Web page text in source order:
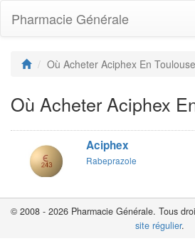
Pharmacie Générale
Où Acheter Aciphex En Toulouse
Où Acheter Aciphex
Aciphex
Rabeprazole
© 2008 - 2026 Pharmacie Générale. Tous
site régulier.